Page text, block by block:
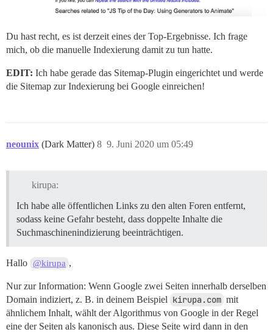
Du hast recht, es ist derzeit eines der Top-Ergebnisse. Ich frage
mich, ob die manuelle Indexierung damit zu tun hatte.
EDIT: Ich habe gerade das Sitemap-Plugin eingerichtet und werde
die Sitemap zur Indexierung bei Google einreichen!
neounix (Dark Matter) 9. Juni 2020 um 05:49
8
kirupa:
Ich habe alle öffentlichen Links zu den alten Foren entfernt,
sodass keine Gefahr besteht, dass doppelte Inhalte die
Suchmaschinenindizierung beeinträchtigen.
Hallo @kirupa ,
Nur zur Information: Wenn Google zwei Seiten innerhalb derselben
Domain indiziert, z. B. in deinem Beispiel kirupa.com mit
ähnlichem Inhalt, wählt der Algorithmus von Google in der Regel
eine der Seiten als kanonisch aus. Diese Seite wird dann in den